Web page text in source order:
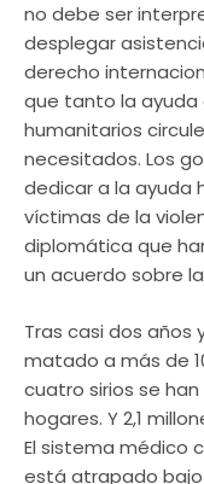
no debe ser
desplegar
derecho
que tanto la
humanitarios
necesitados. Los
dedicar a la ayuda
víctimas de la
diplomática que
un acuerdo sobre
Tras casi dos años
matado a más de
cuatro sirios se
hogares. Y 2,1
El sistema médico
está atrapado